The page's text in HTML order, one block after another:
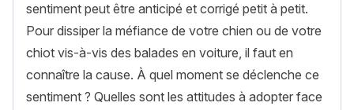
sentiment peut être anticipé et corrigé petit à petit.
Pour dissiper la méfiance de votre chien ou de votre
chiot vis-à-vis des balades en voiture, il faut en
connaître la cause. À quel moment se déclenche ce
sentiment ? Quelles sont les attitudes à adopter face